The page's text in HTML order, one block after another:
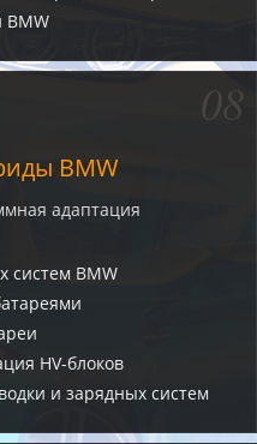
BMW
08
BMW
адаптация
систем BMW
HV-блоков
и зарядных систем